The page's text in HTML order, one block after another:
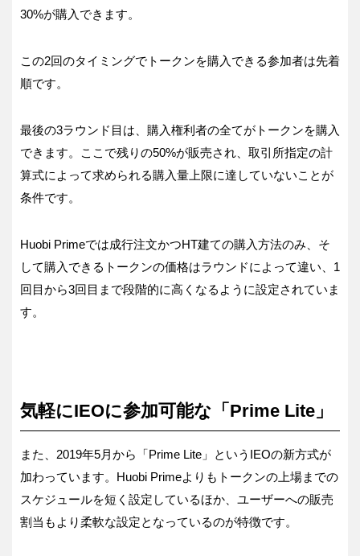
30%が購入できます。
この2回のタイミングでトークンを購入できる参加者は先着
順です。
最後の3ラウンド目は、購入権利者の全てがトークンを購入
できます。ここで残りの50%が販売され、取引所指定の計
算式によって求められる購入量上限に達していないことが
条件です。
Huobi Primeでは成行注文かつHT建ての購入方法のみ、そ
して購入できるトークンの価格はラウンドによって違い、1
回目から3回目まで段階的に高くなるように設定されていま
す。
気軽にIEOに参加可能な「Prime Lite」
また、2019年5月から「Prime Lite」というIEOの新方式が
加わっています。Huobi Primeよりもトークンの上場までの
スケジュールを短く設定しているほか、ユーザーへの販売
割当もより柔軟な設定となっているのが特徴です。